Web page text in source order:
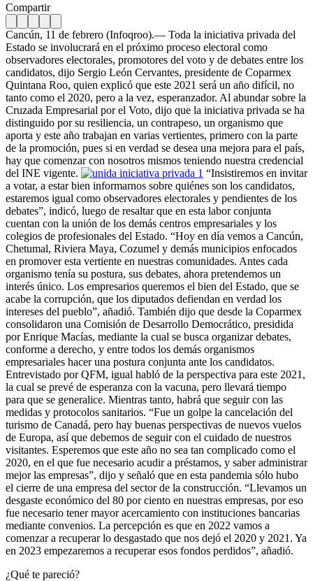
Compartir
Cancún, 11 de febrero (Infoqroo).— Toda la iniciativa privada del
Estado se involucrará en el próximo proceso electoral como
observadores electorales, promotores del voto y de debates entre los
candidatos, dijo Sergio León Cervantes, presidente de Coparmex
Quintana Roo, quien explicó que este 2021 será un año difícil, no
tanto como el 2020, pero a la vez, esperanzador. Al abundar sobre la
Cruzada Empresarial por el Voto, dijo que la iniciativa privada se ha
distinguido por su resiliencia, un contrapeso, un organismo que
aporta y este año trabajan en varias vertientes, primero con la parte
de la promoción, pues si en verdad se desea una mejora para el país,
hay que comenzar con nosotros mismos teniendo nuestra credencial
del INE vigente.
“Insistiremos en invitar
a votar, a estar bien informarnos sobre quiénes son los candidatos,
estaremos igual como observadores electorales y pendientes de los
debates”, indicó, luego de resaltar que en esta labor conjunta
cuentan con la unión de los demás centros empresariales y los
colegios de profesionales del Estado. “Hoy en día vemos a Cancún,
Chetumal, Riviera Maya, Cozumel y demás municipios enfocados
en promover esta vertiente en nuestras comunidades. Antes cada
organismo tenía su postura, sus debates, ahora pretendemos un
interés único. Los empresarios queremos el bien del Estado, que se
acabe la corrupción, que los diputados defiendan en verdad los
intereses del pueblo”, añadió. También dijo que desde la Coparmex
consolidaron una Comisión de Desarrollo Democrático, presidida
por Enrique Macías, mediante la cual se busca organizar debates,
conforme a derecho, y entre todos los demás organismos
empresariales hacer una postura conjunta ante los candidatos.
Entrevistado por QFM, igual habló de la perspectiva para este 2021,
la cual se prevé de esperanza con la vacuna, pero llevará tiempo
para que se generalice. Mientras tanto, habrá que seguir con las
medidas y protocolos sanitarios. “Fue un golpe la cancelación del
turismo de Canadá, pero hay buenas perspectivas de nuevos vuelos
de Europa, así que debemos de seguir con el cuidado de nuestros
visitantes. Esperemos que este año no sea tan complicado como el
2020, en el que fue necesario acudir a préstamos, y saber administrar
mejor las empresas”, dijo y señaló que en esta pandemia sólo hubo
el cierre de una empresa del sector de la construcción. “Llevamos un
desgaste económico del 80 por ciento en nuestras empresas, por eso
fue necesario tener mayor acercamiento con instituciones bancarias
mediante convenios. La percepción es que en 2022 vamos a
comenzar a recuperar lo desgastado que nos dejó el 2020 y 2021. Ya
en 2023 empezaremos a recuperar esos fondos perdidos”, añadió.
¿Qué te pareció?